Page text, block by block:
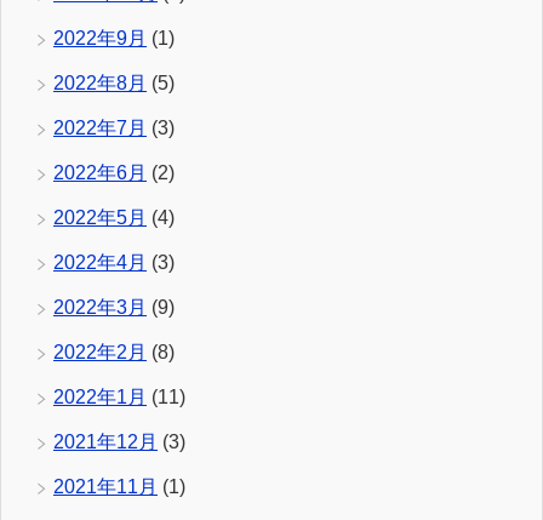
2022年9月 (1)
2022年8月 (5)
2022年7月 (3)
2022年6月 (2)
2022年5月 (4)
2022年4月 (3)
2022年3月 (9)
2022年2月 (8)
2022年1月 (11)
2021年12月 (3)
2021年11月 (1)